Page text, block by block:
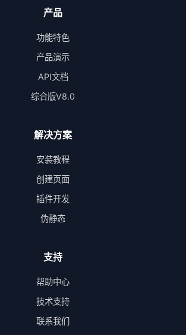
产品
功能特色
产品演示
API文档
综合版V8.0
解决方案
安装教程
创建页面
插件开发
伪静态
支持
帮助中心
技术支持
联系我们